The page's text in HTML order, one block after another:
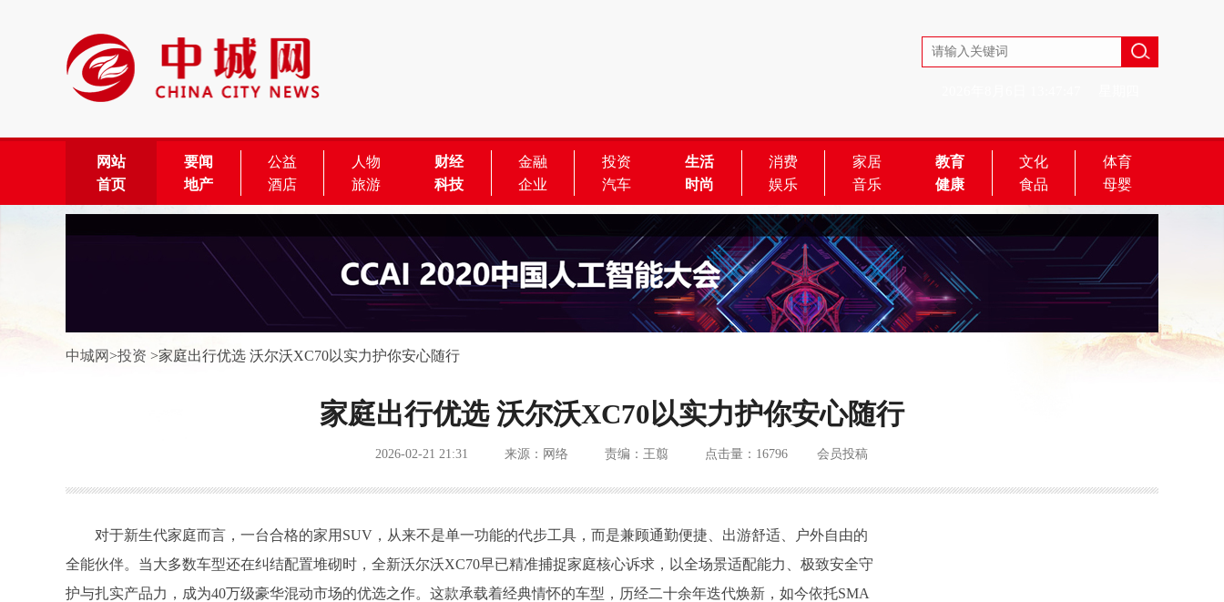
网站
首页
要闻 公益 人物 财经 金融 投资 生活 消费 家居 教育 文化
体育
地产
酒店 旅游 科技 企业 汽车 时尚 娱乐 音乐 健康 食品 母婴
中城网>投资 >家庭出行优选 沃尔沃XC70以实力护你安心随行
家庭出行优选 沃尔沃XC70以实力护你安心随行
2026-02-21 21:31 来源：网络 责编：王翦 点击量：16796 会员投稿
对于新生代家庭而言，一台合格的家用SUV，从来不是单一功能的代步工具，而是兼顾通勤便捷、出游舒适、户外自由的
全能伙伴。当大多数车型还在纠结配置堆砌时，全新沃尔沃XC70早已精准捕捉家庭核心诉求，以全场景适配能力、极致安全守
护与扎实产品力，成为40万级豪华混动市场的优选之作。这款承载着经典情怀的车型，历经二十余年迭代焕新，如今依托SMA